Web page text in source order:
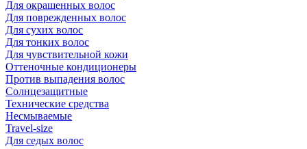
Для окрашенных волос
Для поврежденных волос
Для сухих волос
Для тонких волос
Для чувствительной кожи
Оттеночные кондиционеры
Против выпадения волос
Солнцезащитные
Технические средства
Несмываемые
Travel-size
Для седых волос